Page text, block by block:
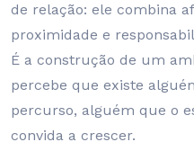
de relação: ele combina
proximidade e
É a construção de um
percebe que existe
percurso, alguém que o
convida a crescer.